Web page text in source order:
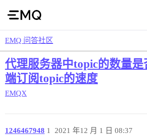
EMQ 问答社区
代理服务器中topic的数量是
端订阅topic的速度
EMQX
1246467948 2021 年12 月 1 日 08:37
1